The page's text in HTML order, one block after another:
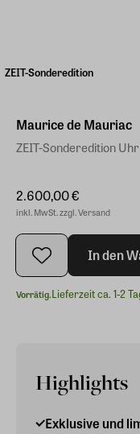
ZEIT-Sonderedition
Maurice de Mauriac
ZEIT-Sonderedition Uhr
2.600,00 €
inkl. MwSt. zzgl. Versand
In den
Vorrätig.Lieferzeit ca. 1-2
Highlights
Exklusive und